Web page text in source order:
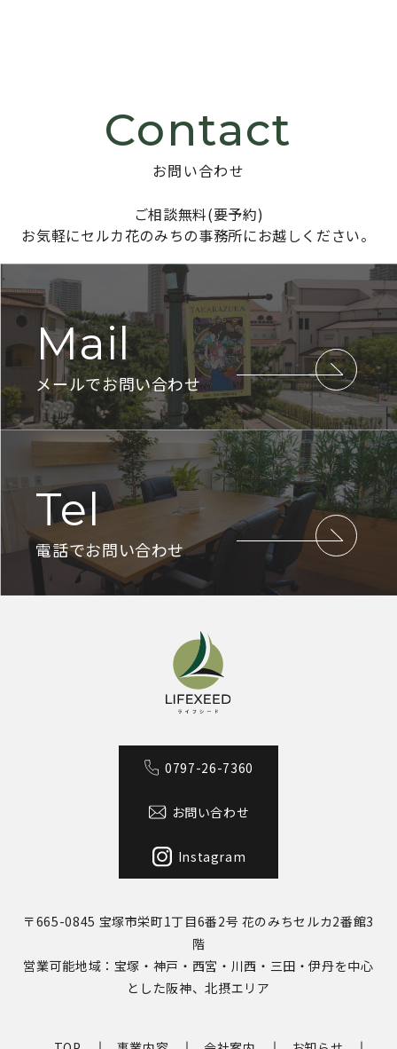
Contact
お問い合わせ
ご相談無料(要予約)
お気軽にセルカ花のみちの事務所にお越しください。
Mail
メールでお問い合わせ
Tel
電話でお問い合わせ
0797-26-7360
お問い合わせ
Instagram
〒665-0845 宝塚市栄町1丁目6番2号 花のみちセルカ2番館3
階
営業可能地域： 宝塚・神戸・西宮・川西・三田・伊丹を中心
とした阪神、北摂エリア